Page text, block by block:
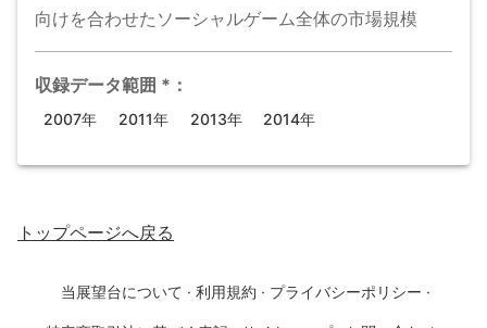
向けを合わせたソーシャルゲーム全体の市場規模
収録データ範囲 * ：
2007年 2011年 2013年 2014年
トップページへ戻る
当展望台について · 利用規約 · プライバシーポリシー ·